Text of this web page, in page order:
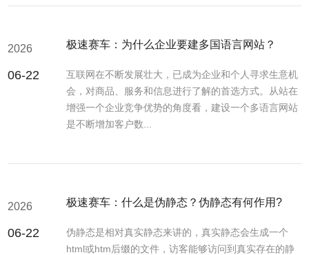
2026
06-22
极速赛车：为什么企业要建多国语言网站？
互联网在不断发展壮大，已成为企业和个人寻求生意机
会，对商品、服务和信息进行了解的首选方式。从站在
增强一个企业竞争优势的角度看，建设一个多语言网站
是不断增加客户数...
2026
06-22
极速赛车：什么是伪静态？伪静态有何作用?
伪静态是相对真实静态来讲的，真实静态会生成一个
html或htm后缀的文件，访客能够访问到真实存在的静